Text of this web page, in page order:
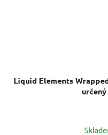
Liquid Elements